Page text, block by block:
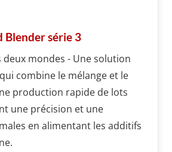
Blender série 3
deux mondes - Une solution
combine le mélange et le
production rapide de lots
une précision et une
en alimentant les additifs